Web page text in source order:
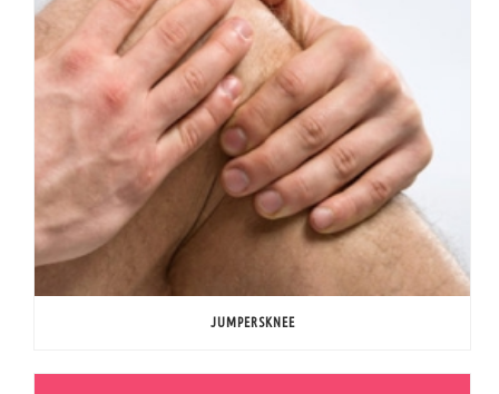
JUMPERSKNEE